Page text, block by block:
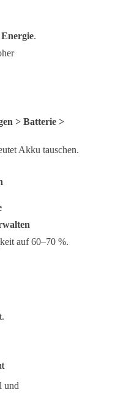
.
> Batterie >
Akku tauschen.
auf 60–70 %.
und